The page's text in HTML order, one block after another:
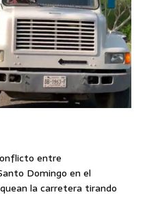
entre
Domingo en el
la carretera tirando